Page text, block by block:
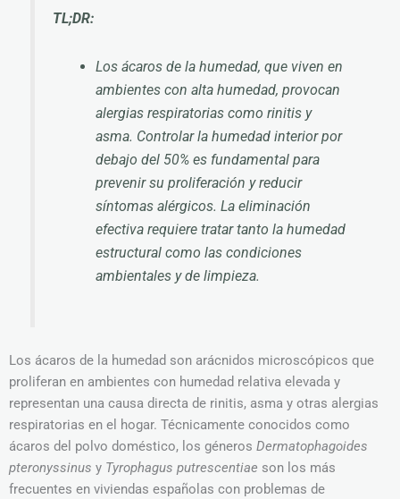
TL;DR:
Los ácaros de la humedad, que viven en
ambientes con alta humedad, provocan
alergias respiratorias como rinitis y
asma. Controlar la humedad interior por
debajo del 50% es fundamental para
prevenir su proliferación y reducir
síntomas alérgicos. La eliminación
efectiva requiere tratar tanto la humedad
estructural como las condiciones
ambientales y de limpieza.
Los ácaros de la humedad son arácnidos microscópicos que
proliferan en ambientes con humedad relativa elevada y
representan una causa directa de rinitis, asma y otras alergias
respiratorias en el hogar. Técnicamente conocidos como
ácaros del polvo doméstico, los géneros Dermatophagoides
pteronyssinus y Tyrophagus putrescentiae son los más
frecuentes en viviendas españolas con problemas de